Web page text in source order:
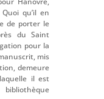
qu’il en
de porter le
du Saint
pour la
mis
demeure
il est